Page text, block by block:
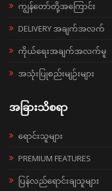
ကျွန်တော်တို့အကြောင်း
DELIVERY အချက်အလက်
ကိုယ်ရေးအချက်အလက်မူ
အသုံးပြုစည်းမျဉ်းများ
အခြားသိစရာ
ရောင်းသူများ
PREMIUM FEATURES
ပြန်လည်ရောင်းချသူများ